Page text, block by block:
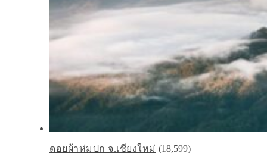
ดอยผ้าห่มปก จ.เชียงใหม่ (18,599)